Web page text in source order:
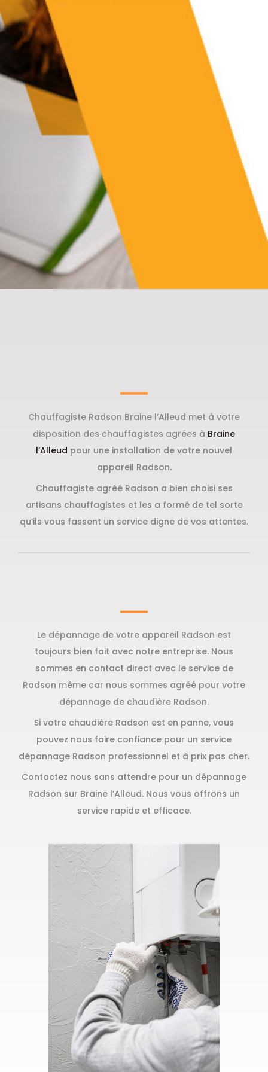
Chauffagiste Radson Braine l’Alleud met à votre
disposition des chauffagistes agrées à Braine
l’Alleud pour une installation de votre nouvel
appareil Radson.
Chauffagiste agréé Radson a bien choisi ses
artisans chauffagistes et les a formé de tel sorte
qu’ils vous fassent un service digne de vos attentes.
Le dépannage de votre appareil Radson est
toujours bien fait avec notre entreprise. Nous
sommes en contact direct avec le service de
Radson même car nous sommes agréé pour votre
dépannage de chaudière Radson.
Si votre chaudière Radson est en panne, vous
pouvez nous faire confiance pour un service
dépannage Radson professionnel et à prix pas cher.
Contactez nous sans attendre pour un dépannage
Radson sur Braine l’Alleud. Nous vous offrons un
service rapide et efficace.